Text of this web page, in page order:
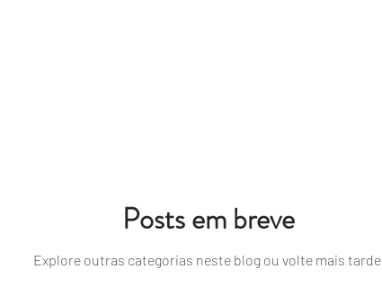
Posts em breve
Explore outras categorias neste blog ou volte mais tarde.